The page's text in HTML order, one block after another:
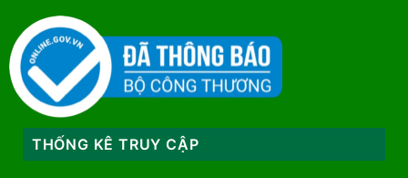
THỐNG KÊ TRUY CẬP